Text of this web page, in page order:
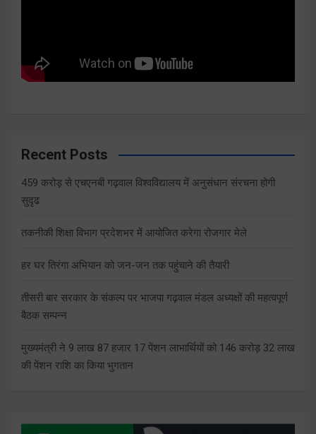
Recent Posts
459 करोड़ से एचएनबी गढ़वाल विश्वविद्यालय में अनुसंधान संरचना होगी
सुदृढ
तकनीकी शिक्षा विभाग प्रदेशभर में आयोजित करेगा रोजगार मेले
हर घर तिरंगा अभियान को जन-जन तक पहुंचाने की तैयारी
तीसरी बार सरकार के संकल्प पर भाजपा गढ़वाल मंडल अध्यक्षों की महत्वपूर्ण
बैठक सम्पन्न
मुख्यमंत्री ने 9 लाख 87 हजार 17 पेंशन लाभार्थियों को 146 करोड़ 32 लाख
की पेंशन राशि का किया भुगतान